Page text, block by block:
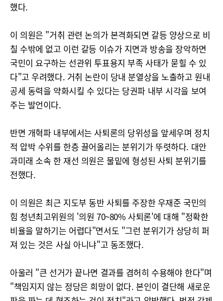
했다.
이 의원은 "거취 관련 논의가 본격화되면 갈등 양상으로 비
칠 수밖에 없고 이런 갈등 이슈가 지면과 방송을 장악하면
국민이 요구하는 선관위 투표용지 부족 사태가 묻힐 수 있
다"고 우려했다. 거취 논란이 당내 분열상을 노출하고 원내
공세 동력을 약화시킬 수 있다는 당권파 내부 시각을 보여
주는 발언이다.
반면 개혁파 내부에서는 사퇴론의 당위성을 앞세우며 정치
적 압박 수위를 한층 끌어올리는 분위기가 뚜렷하다. 대안
과미래 소속 한 재선 의원은 물밑에 형성된 사퇴 분위기를
전했다.
이 의원은 최근 지도부 동반 사퇴를 주장한 우재준 국민의
힘 청년최고위원의 '의원 70~80% 사퇴론'에 대해 "정확한
비율을 말하기는 어렵다"면서도 "그런 분위기가 상당히 퍼
져 있는 것은 사실 아니냐"고 동조했다.
아울러 "큰 선거가 끝나면 결과를 겸허히 수용해야 한다"며
"책임지지 않는 정당은 희망이 없다. 본인이 결단해 새로운